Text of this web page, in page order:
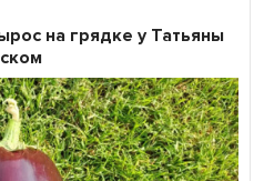
на грядке у Татьяны